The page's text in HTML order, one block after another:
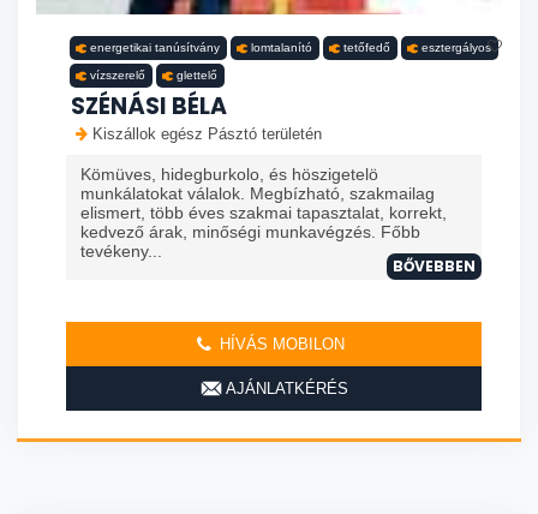
energetikai tanúsítvány lomtalanító tetőfedő esztergályos
vízszerelő glettelő
SZÉNÁSI BÉLA
Kiszállok egész Pásztó területén
Kömüves, hidegburkolo, és höszigetelö
munkálatokat válalok. Megbízható, szakmailag
elismert, több éves szakmai tapasztalat, korrekt,
kedvező árak, minőségi munkavégzés. Főbb
tevékeny...
BŐVEBBEN
HÍVÁS MOBILON
AJÁNLATKÉRÉS